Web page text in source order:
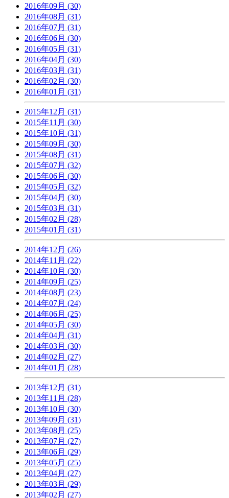
2016年09月 (30)
2016年08月 (31)
2016年07月 (31)
2016年06月 (30)
2016年05月 (31)
2016年04月 (30)
2016年03月 (31)
2016年02月 (30)
2016年01月 (31)
2015年12月 (31)
2015年11月 (30)
2015年10月 (31)
2015年09月 (30)
2015年08月 (31)
2015年07月 (32)
2015年06月 (30)
2015年05月 (32)
2015年04月 (30)
2015年03月 (31)
2015年02月 (28)
2015年01月 (31)
2014年12月 (26)
2014年11月 (22)
2014年10月 (30)
2014年09月 (25)
2014年08月 (23)
2014年07月 (24)
2014年06月 (25)
2014年05月 (30)
2014年04月 (31)
2014年03月 (30)
2014年02月 (27)
2014年01月 (28)
2013年12月 (31)
2013年11月 (28)
2013年10月 (30)
2013年09月 (31)
2013年08月 (25)
2013年07月 (27)
2013年06月 (29)
2013年05月 (25)
2013年04月 (27)
2013年03月 (29)
2013年02月 (27)